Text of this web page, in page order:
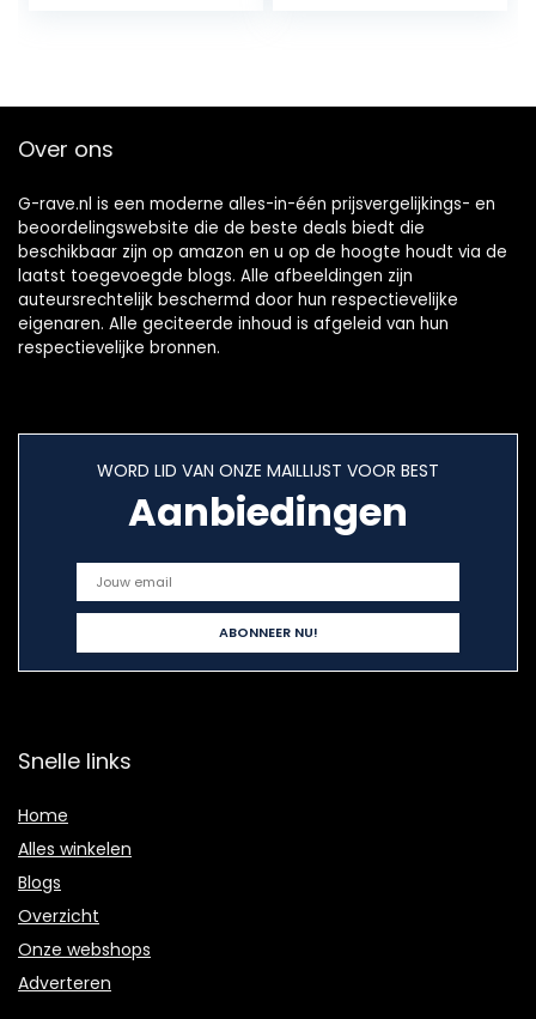
Over ons
G-rave.nl is een moderne alles-in-één prijsvergelijkings- en
beoordelingswebsite die de beste deals biedt die
beschikbaar zijn op amazon en u op de hoogte houdt via de
laatst toegevoegde blogs. Alle afbeeldingen zijn
auteursrechtelijk beschermd door hun respectievelijke
eigenaren. Alle geciteerde inhoud is afgeleid van hun
respectievelijke bronnen.
WORD LID VAN ONZE MAILLIJST VOOR BEST
Aanbiedingen
Snelle links
Home
Alles winkelen
Blogs
Overzicht
Onze webshops
Adverteren